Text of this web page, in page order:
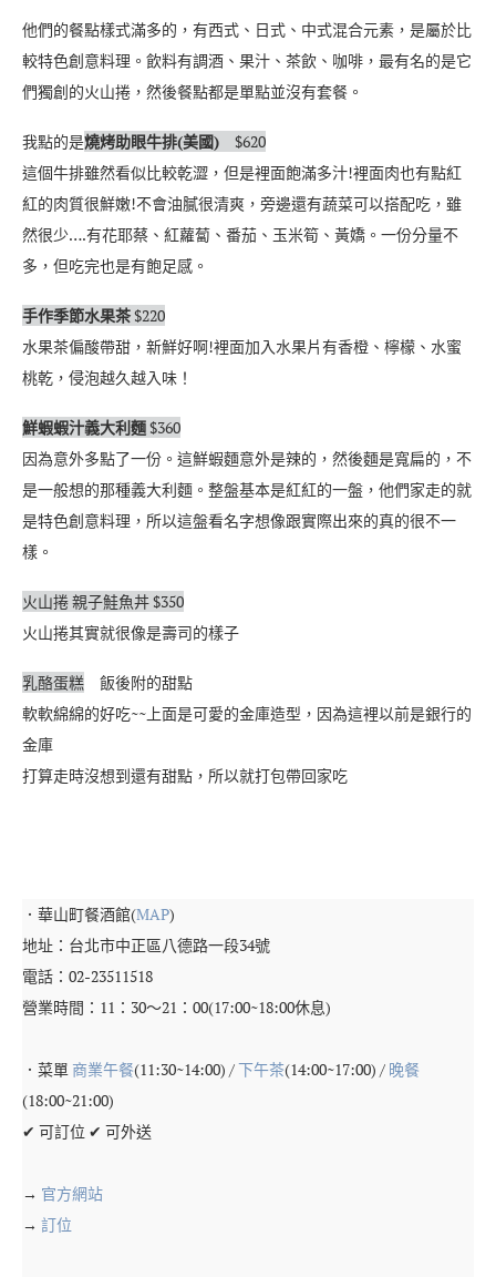
他們的餐點樣式滿多的，有西式、日式、中式混合元素，是屬於比
較特色創意料理。飲料有調酒、果汁、茶飲、咖啡，最有名的是它
們獨創的火山捲，然後餐點都是單點並沒有套餐。
我點的是燒烤助眼牛排(美國) $620
這個牛排雖然看似比較乾澀，但是裡面飽滿多汁!裡面肉也有點紅
紅的肉質很鮮嫩!不會油膩很清爽，旁邊還有蔬菜可以搭配吃，雖
然很少….有花耶蔡、紅蘿蔔、番茄、玉米筍、黃嬌。一份分量不
多，但吃完也是有飽足感。
手作季節水果茶$220
水果茶偏酸帶甜，新鮮好啊!裡面加入水果片有香橙、檸檬、水蜜
桃乾，侵泡越久越入味！
鮮蝦蝦汁義大利麵$360
因為意外多點了一份。這鮮蝦麵意外是辣的，然後麵是寬扁的，不
是一般想的那種義大利麵。整盤基本是紅紅的一盤，他們家走的就
是特色創意料理，所以這盤看名字想像跟實際出來的真的很不一
樣。
火山捲 親子鮭魚丼 $350
火山捲其實就很像是壽司的樣子
乳酪蛋糕 飯後附的甜點
軟軟綿綿的好吃~~上面是可愛的金庫造型，因為這裡以前是銀行的
金庫
打算走時沒想到還有甜點，所以就打包帶回家吃
．華山町餐酒館(MAP)
地址：台北市中正區八德路一段34號
電話：02-23511518
營業時間：11：30～21：00(17:00~18:00休息)
．菜單 商業午餐(11:30~14:00) /下午茶(14:00~17:00) / 晚餐
(18:00~21:00)
✔ 可訂位 ✔ 可外送
→ 官方網站
→ 訂位